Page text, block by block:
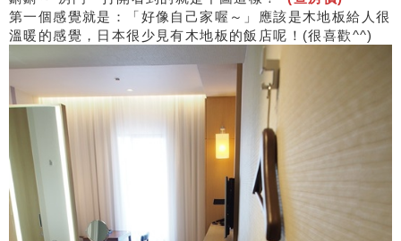
第一個感覺就是：「好像自己家喔～」應該是木地板給人很
溫暖的感覺，日本很少見有木地板的飯店呢！(很喜歡^^)